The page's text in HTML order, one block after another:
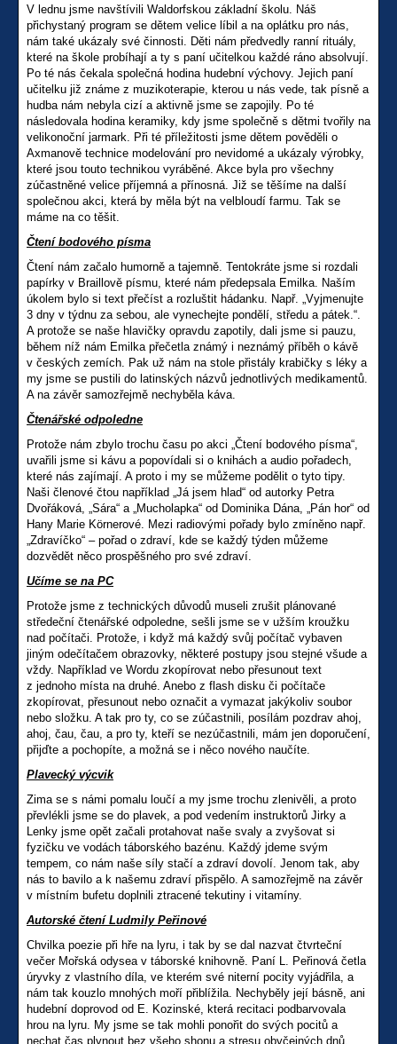
V lednu jsme navštívili Waldorfskou základní školu. Náš
přichystaný program se dětem velice líbil a na oplátku pro nás,
nám také ukázaly své činnosti. Děti nám předvedly ranní rituály,
které na škole probíhají a ty s paní učitelkou každé ráno absolvují.
Po té nás čekala společná hodina hudební výchovy. Jejich paní
učitelku již známe z muzikoterapie, kterou u nás vede, tak písně a
hudba nám nebyla cizí a aktivně jsme se zapojily. Po té
následovala hodina keramiky, kdy jsme společně s dětmi tvořily na
velikonoční jarmark. Při té příležitosti jsme dětem pověděli o
Axmanově technice modelování pro nevidomé a ukázaly výrobky,
které jsou touto technikou vyráběné. Akce byla pro všechny
zúčastněné velice příjemná a přínosná. Již se těšíme na další
společnou akci, která by měla být na velbloudí farmu. Tak se
máme na co těšit.
Čtení bodového písma
Čtení nám začalo humorně a tajemně. Tentokráte jsme si rozdali
papírky v Braillově písmu, které nám předepsala Emilka. Naším
úkolem bylo si text přečíst a rozluštit hádanku. Např. „Vyjmenujte
3 dny v týdnu za sebou, ale vynechejte pondělí, středu a pátek.“.
A protože se naše hlavičky opravdu zapotily, dali jsme si pauzu,
během níž nám Emilka přečetla známý i neznámý příběh o kávě
v českých zemích. Pak už nám na stole přistály krabičky s léky a
my jsme se pustili do latinských názvů jednotlivých medikamentů.
A na závěr samozřejmě nechyběla káva.
Čtenářské odpoledne
Protože nám zbylo trochu času po akci „Čtení bodového písma“,
uvařili jsme si kávu a popovídali si o knihách a audio pořadech,
které nás zajímají. A proto i my se můžeme podělit o tyto tipy.
Naši členové čtou například „Já jsem hlad“ od autorky Petra
Dvořáková, „Sára“ a „Mucholapka“ od Dominika Dána, „Pán hor“ od
Hany Marie Körnerové. Mezi radiovými pořady bylo zmíněno např.
„Zdravíčko“ – pořad o zdraví, kde se každý týden můžeme
dozvědět něco prospěšného pro své zdraví.
Učíme se na PC
Protože jsme z technických důvodů museli zrušit plánované
středeční čtenářské odpoledne, sešli jsme se v užším kroužku
nad počítači. Protože, i když má každý svůj počítač vybaven
jiným odečítačem obrazovky, některé postupy jsou stejné všude a
vždy. Například ve Wordu zkopírovat nebo přesunout text
z jednoho místa na druhé. Anebo z flash disku či počítače
zkopírovat, přesunout nebo označit a vymazat jakýkoliv soubor
nebo složku. A tak pro ty, co se zúčastnili, posílám pozdrav ahoj,
ahoj, čau, čau, a pro ty, kteří se nezúčastnili, mám jen doporučení,
přijďte a pochopíte, a možná se i něco nového naučíte.
Plavecký výcvik
Zima se s námi pomalu loučí a my jsme trochu zlenivěli, a proto
převlékli jsme se do plavek, a pod vedením instruktorů Jirky a
Lenky jsme opět začali protahovat naše svaly a zvyšovat si
fyzičku ve vodách táborského bazénu. Každý jdeme svým
tempem, co nám naše síly stačí a zdraví dovolí. Jenom tak, aby
nás to bavilo a k našemu zdraví přispělo. A samozřejmě na závěr
v místním bufetu doplnili ztracené tekutiny i vitamíny.
Autorské čtení Ludmily Peřinové
Chvilka poezie při hře na lyru, i tak by se dal nazvat čtvrteční
večer Mořská odysea v táborské knihovně. Paní L. Peřinová četla
úryvky z vlastního díla, ve kterém své niterní pocity vyjádřila, a
nám tak kouzlo mnohých moří přiblížila. Nechyběly její básně, ani
hudební doprovod od E. Kozinské, která recitaci podbarvovala
hrou na lyru. My jsme se tak mohli ponořit do svých pocitů a
nechat čas plynout bez všeho shonu a stresu obyčejných dnů.